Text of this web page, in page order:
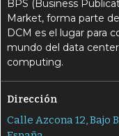
BPS (Business
Market, forma parte
DCM es el lugar para
mundo del data
computing.
Dirección
Calle Azcona 12, Bajo